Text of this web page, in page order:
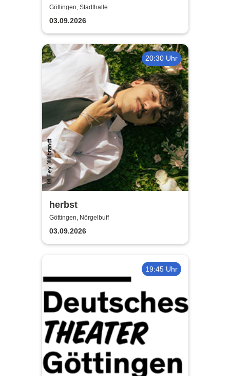
Göttingen, Stadthalle
03.09.2026
20:30 Uhr
herbst
Göttingen, Nörgelbuff
03.09.2026
19:45 Uhr